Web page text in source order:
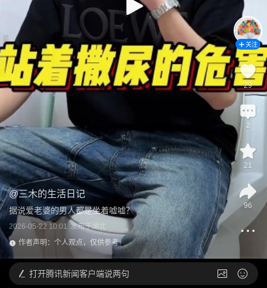
@三木的生活日记
据说爱老婆的男人都是坐着嘘嘘？
2026-05-22 10:01 发布于湖北
作者声明：个人观点，仅供参考
关注
29
2
21
96
打开腾讯新闻客户端说两句